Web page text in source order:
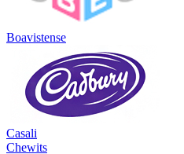
Boavistense
Casali
Chewits